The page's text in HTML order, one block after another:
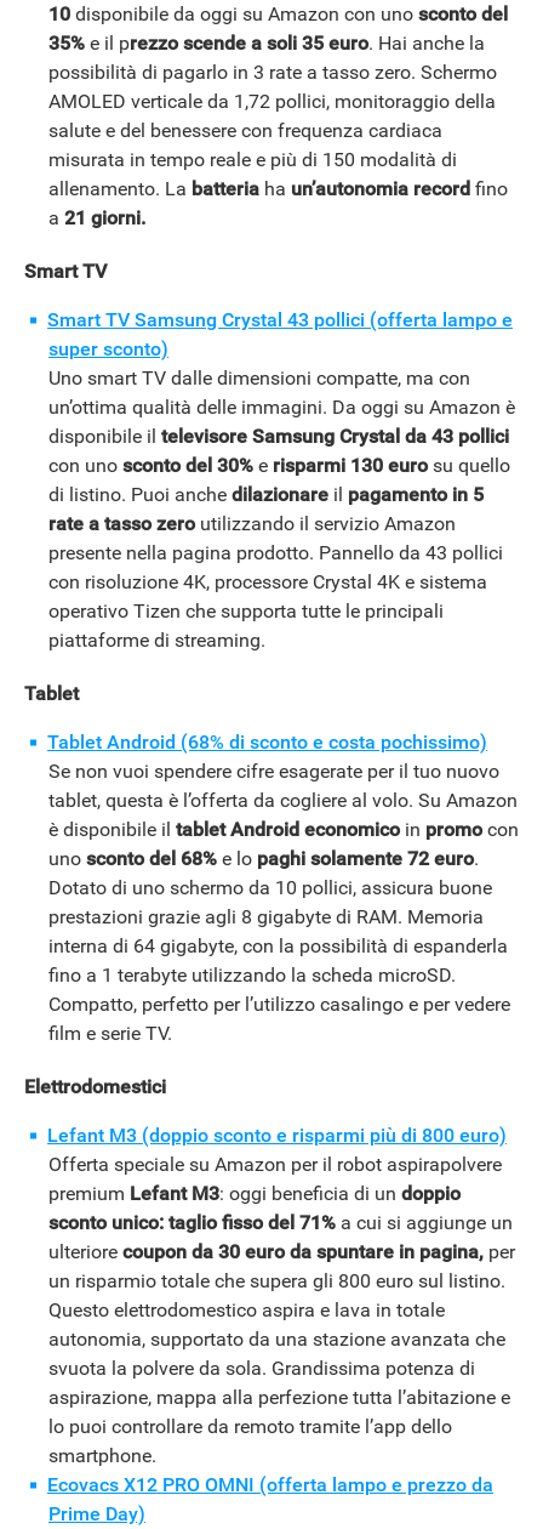
STREAMING E SERIE TV
10 disponibile da oggi su Amazon con uno sconto del
35% e il prezzo scende a soli 35 euro. Hai anche la
possibilità di pagarlo in 3 rate a tasso zero. Schermo
AMOLED verticale da 1,72 pollici, monitoraggio della
salute e del benessere con frequenza cardiaca
misurata in tempo reale e più di 150 modalità di
allenamento. La batteria ha un’autonomia record fino
a 21 giorni.
Smart TV
Smart TV Samsung Crystal 43 pollici (offerta lampo e
super sconto)
Uno smart TV dalle dimensioni compatte, ma con
un’ottima qualità delle immagini. Da oggi su Amazon è
disponibile il televisore Samsung Crystal da 43 pollici
con uno sconto del 30% e risparmi 130 eurosu quello
di listino. Puoi anche dilazionare il pagamento in 5
rate a tasso zeroutilizzando il servizio Amazon
presente nella pagina prodotto. Pannello da 43 pollici
con risoluzione 4K, processore Crystal 4K e sistema
operativo Tizen che supporta tutte le principali
piattaforme di streaming.
Tablet
Tablet Android (68% di sconto e costa pochissimo)
Se non vuoi spendere cifre esagerate per il tuo nuovo
tablet, questa è l’offerta da cogliere al volo. Su Amazon
è disponibile il tablet Android economicoin promocon
uno sconto del 68% e lo paghi solamente 72 euro.
Dotato di uno schermo da 10 pollici, assicura buone
prestazioni grazie agli 8 gigabyte di RAM. Memoria
interna di 64 gigabyte, con la possibilità di espanderla
fino a 1 terabyte utilizzando la scheda microSD.
Compatto, perfetto per l’utilizzo casalingo e per vedere
film e serie TV.
Elettrodomestici
Lefant M3 (doppio sconto e risparmi più di 800 euro)
Offerta speciale su Amazon per il robot aspirapolvere
premium Lefant M3: oggi beneficia di un doppio
sconto unico: taglio fisso del 71% a cui si aggiunge un
ulteriore coupon da 30 euro da spuntare in pagina, per
un risparmio totale che supera gli 800 euro sul listino.
Questo elettrodomestico aspira e lava in totale
autonomia, supportato da una stazione avanzata che
svuota la polvere da sola. Grandissima potenza di
aspirazione, mappa alla perfezione tutta l’abitazione e
lo puoi controllare da remoto tramite l’app dello
smartphone.
Ecovacs X12 PRO OMNI (offerta lampo e prezzo da
Prime Day)